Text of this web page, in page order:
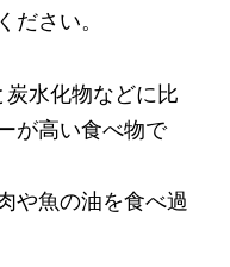
ださい。
水化物などに比
が高い食べ物で
や魚の油を食べ過